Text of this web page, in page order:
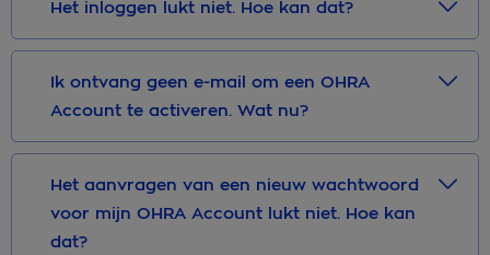
Het inloggen lukt niet. Hoe kan dat?
Ik ontvang geen e-mail om een OHRA
Account te activeren. Wat nu?
Het aanvragen van een nieuw wachtwoord
voor mijn OHRA Account lukt niet. Hoe kan
dat?